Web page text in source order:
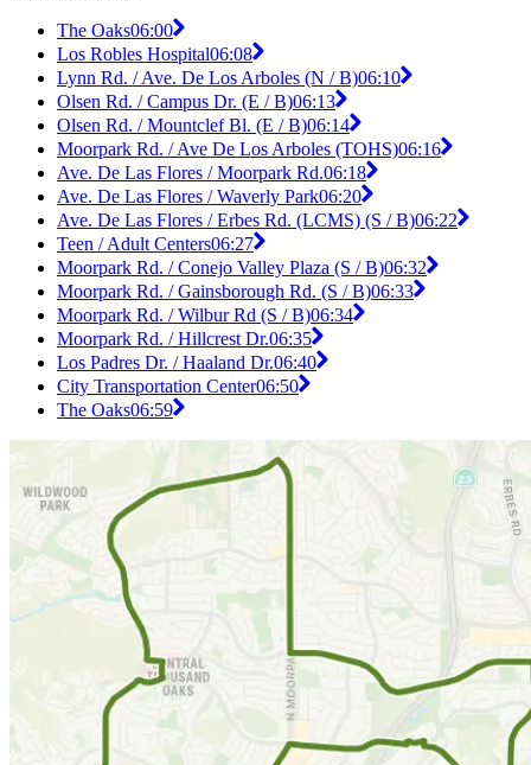
The Oaks06:00
Los Robles Hospital06:08
Lynn Rd. / Ave. De Los Arboles (N / B)06:10
Olsen Rd. / Campus Dr. (E / B)06:13
Olsen Rd. / Mountclef Bl. (E / B)06:14
Moorpark Rd. / Ave De Los Arboles (TOHS)06:16
Ave. De Las Flores / Moorpark Rd.06:18
Ave. De Las Flores / Waverly Park06:20
Ave. De Las Flores / Erbes Rd. (LCMS) (S / B)06:22
Teen / Adult Centers06:27
Moorpark Rd. / Conejo Valley Plaza (S / B)06:32
Moorpark Rd. / Gainsborough Rd. (S / B)06:33
Moorpark Rd. / Wilbur Rd (S / B)06:34
Moorpark Rd. / Hillcrest Dr.06:35
Los Padres Dr. / Haaland Dr.06:40
City Transportation Center06:50
The Oaks06:59